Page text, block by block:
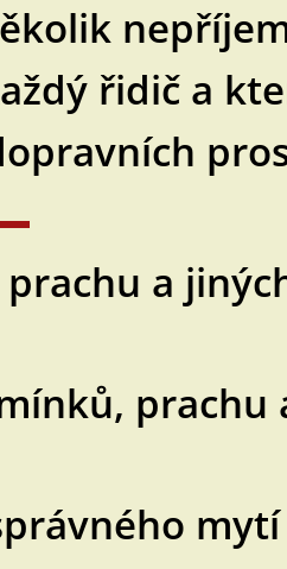
řidič a
a
prachu